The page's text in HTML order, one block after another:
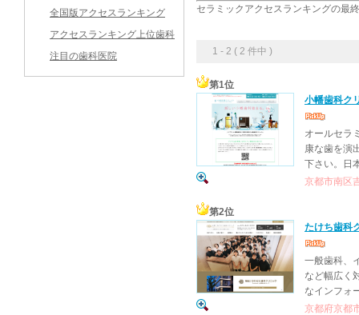
セラミックアクセスランキングの最
1 - 2 ( 2 件中 )
第1位
小幡歯科ク
オールセラ
康な歯を演
下さい。日
京都市南区
第2位
たけち歯科
一般歯科、
など幅広く
なインフォ
京都府京都
全国版アクセスランキング
アクセスランキング上位歯科
注目の歯科医院